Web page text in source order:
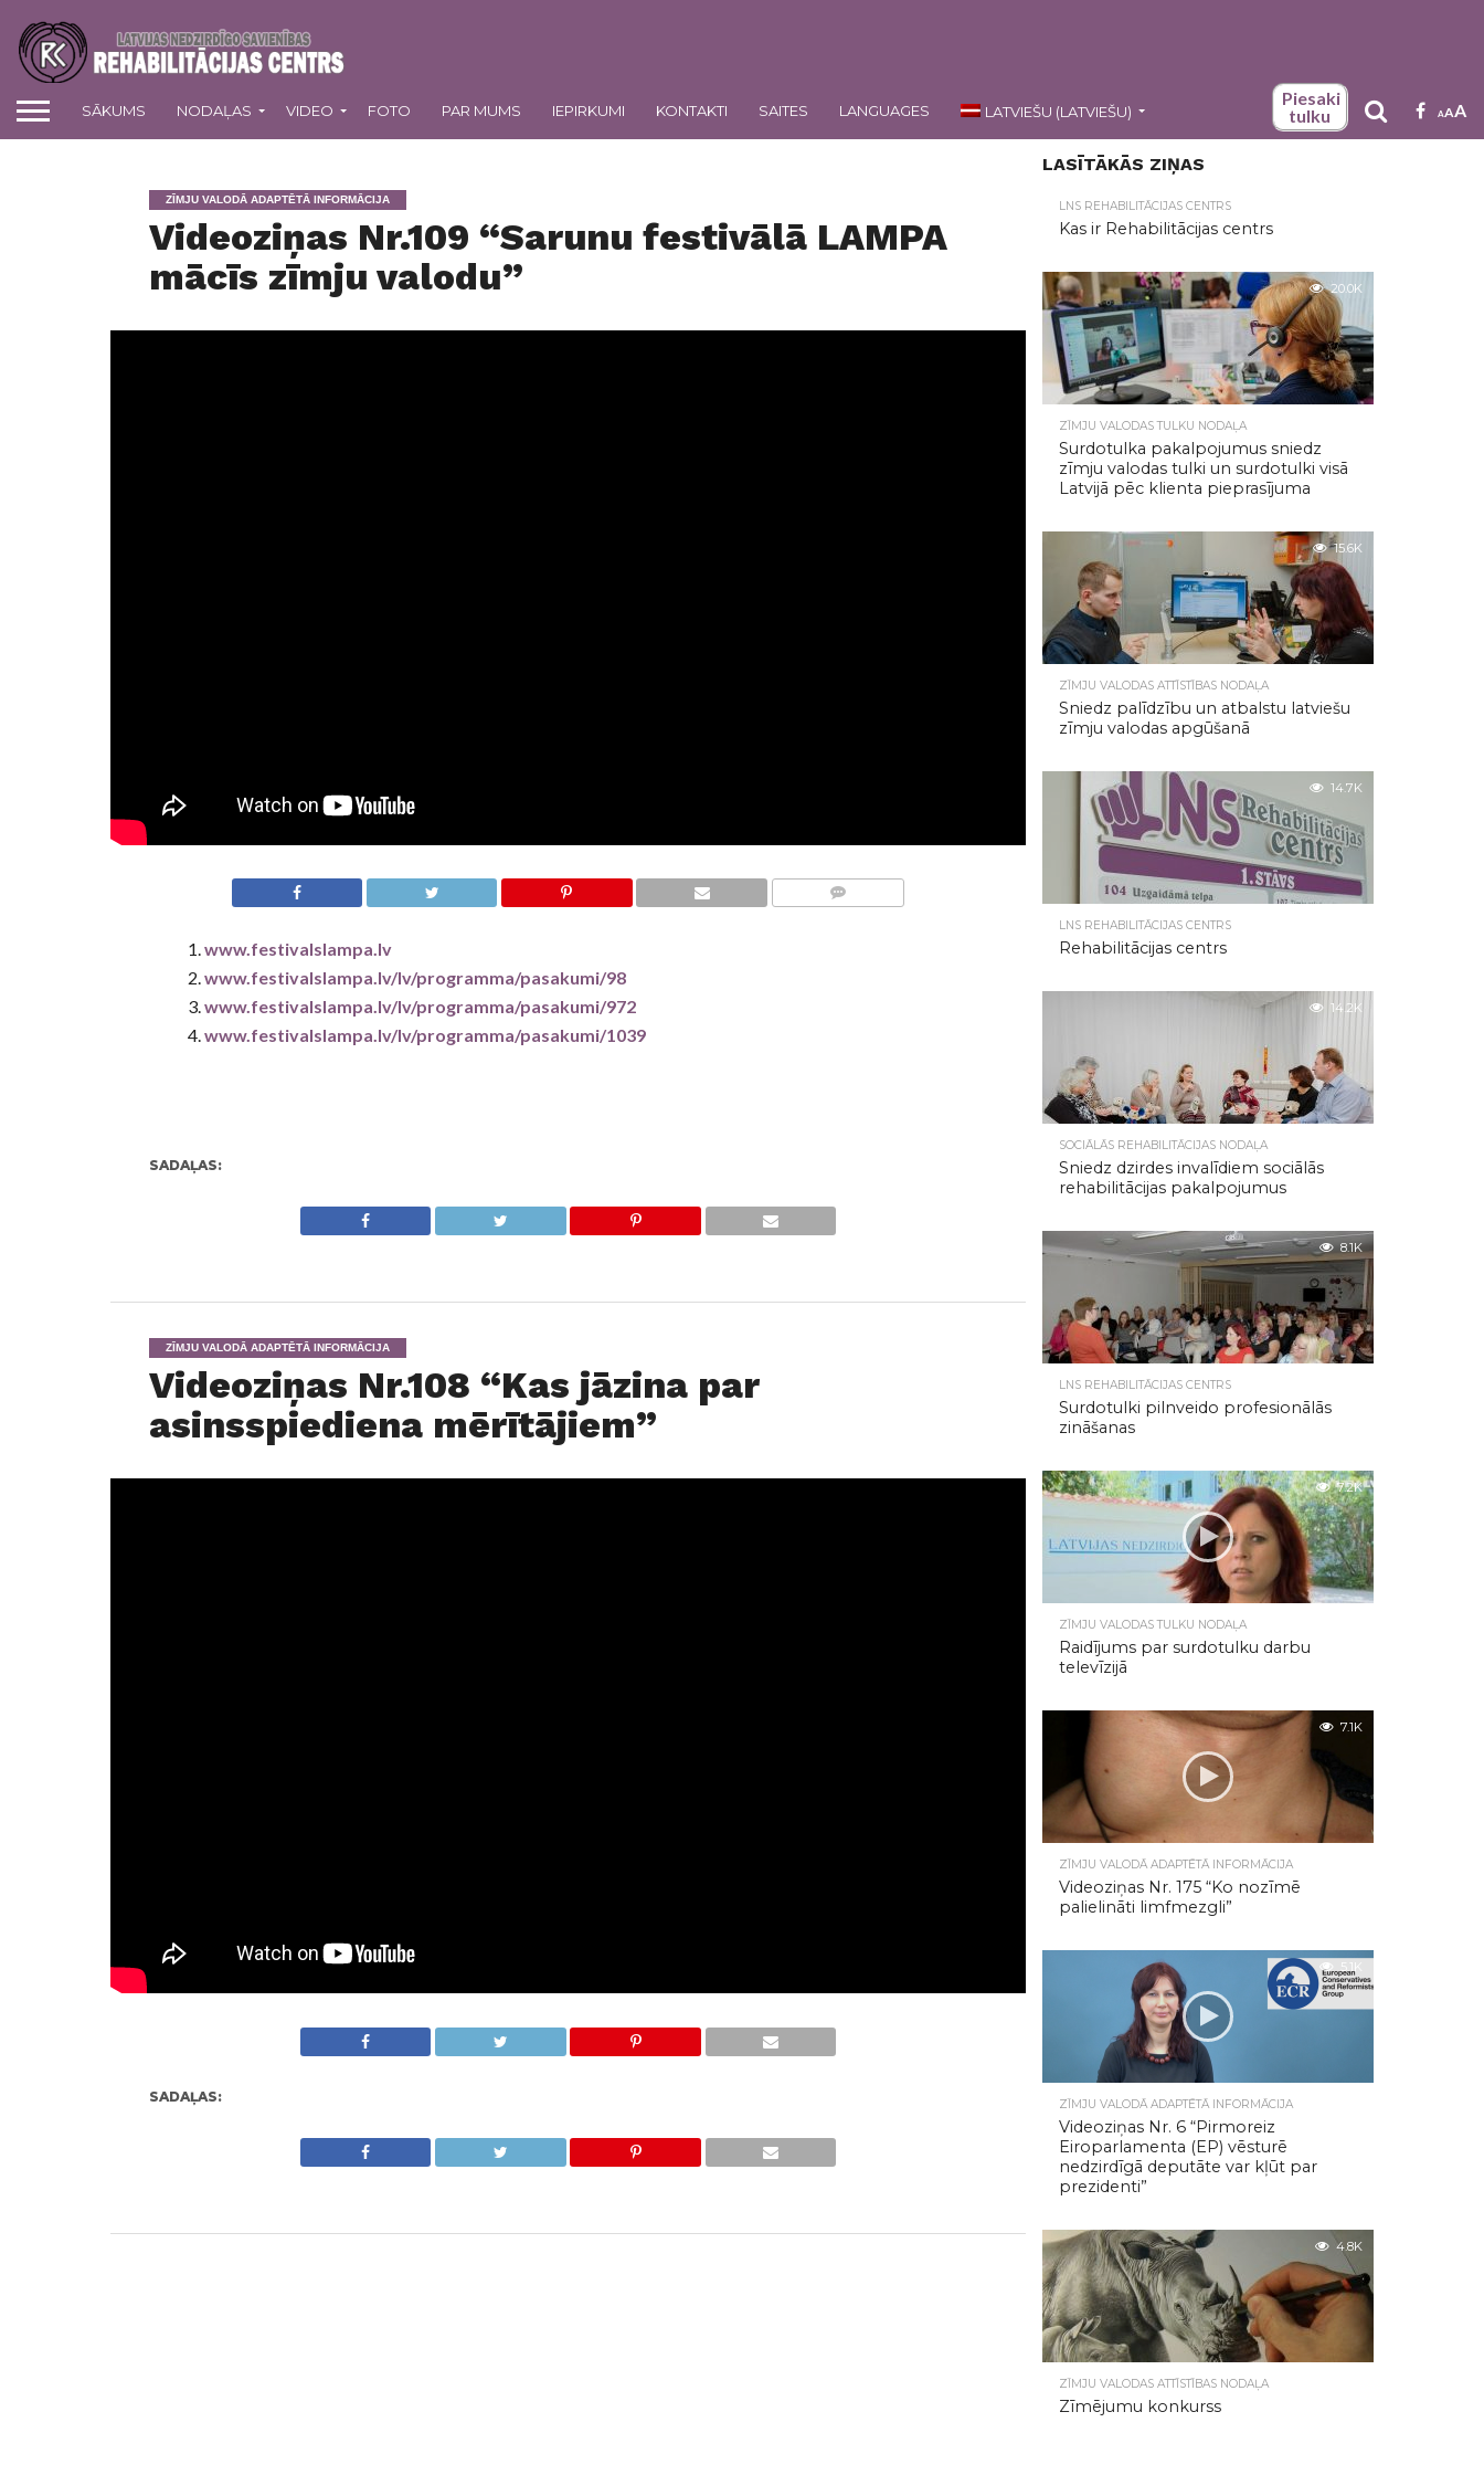
SĀKUMS NODAĻAS VIDEO FOTO PAR MUMS IEPIRKUMI KONTAKTI SAITES LANGUAGES LATVIEŠU (LATVIEŠU)
Piesaki
tulku
AAA
ZĪMJU VALODĀ ADAPTĒTĀ INFORMĀCIJA
Videoziņas Nr.109 “Sarunu festivālā LAMPA
mācīs zīmju valodu”
www.festivalslampa.lv
www.festivalslampa.lv/lv/programma/pasakumi/98
www.festivalslampa.lv/lv/programma/pasakumi/972
www.festivalslampa.lv/lv/programma/pasakumi/1039
SADAĻAS:
ZĪMJU VALODĀ ADAPTĒTĀ INFORMĀCIJA
Videoziņas Nr.108 “Kas jāzina par
asinsspiediena mērītājiem”
SADAĻAS:
LASĪTĀKĀS ZIŅAS
LNS REHABILITĀCIJAS CENTRS
Kas ir Rehabilitācijas centrs
20.0K
ZĪMJU VALODAS TULKU NODAĻA
Surdotulka pakalpojumus sniedz
zīmju valodas tulki un surdotulki visā
Latvijā pēc klienta pieprasījuma
15.6K
ZĪMJU VALODAS ATTĪSTĪBAS NODAĻA
Sniedz palīdzību un atbalstu latviešu
zīmju valodas apgūšanā
14.7K
LNS REHABILITĀCIJAS CENTRS
Rehabilitācijas centrs
14.2K
SOCIĀLĀS REHABILITĀCIJAS NODAĻA
Sniedz dzirdes invalīdiem sociālās
rehabilitācijas pakalpojumus
8.1K
LNS REHABILITĀCIJAS CENTRS
Surdotulki pilnveido profesionālās
zināšanas
7.2K
ZĪMJU VALODAS TULKU NODAĻA
Raidījums par surdotulku darbu
televīzijā
7.1K
ZĪMJU VALODĀ ADAPTĒTĀ INFORMĀCIJA
Videoziņas Nr. 175 “Ko nozīmē
palielināti limfmezgli”
5.1K
ZĪMJU VALODĀ ADAPTĒTĀ INFORMĀCIJA
Videoziņas Nr. 6 “Pirmoreiz
Eiroparlamenta (EP) vēsturē
nedzirdīgā deputāte var kļūt par
prezidenti”
4.8K
ZĪMJU VALODAS ATTĪSTĪBAS NODAĻA
Zīmējumu konkurss